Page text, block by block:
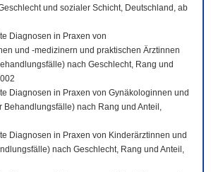
und sozialer Schicht, Deutschland, ab
Diagnosen in Praxen von
und -medizinern und praktischen Ärztinnen
nach Geschlecht, Rang und
Diagnosen in Praxen von Gynäkologinnen und
Behandlungsfälle) nach Rang und Anteil,
Diagnosen in Praxen von Kinderärztinnen und
nach Geschlecht, Rang und Anteil,